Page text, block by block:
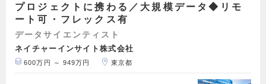
プロジェクトに携わる／大規模データ◆リモ
ート可・フレックス有
データサイエンティスト
ネイチャーインサイト株式会社
600万円 ～ 949万円 東京都